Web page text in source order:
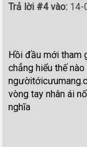
Trả lời #4 vào: 14-
Hồi đầu mới tham
chẳng hiểu thế
vòng tay nhân ái
nghĩa